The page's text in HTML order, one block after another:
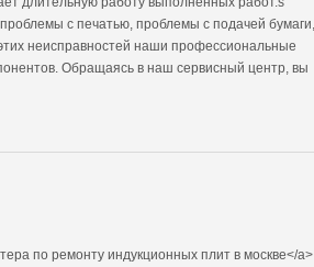
с печатью, проблемы с подачей бумаги,
неисправностей наши профессиональные
Обращаясь в наш сервисный центр, вы
по ремонту индукционных плит в москве</a>